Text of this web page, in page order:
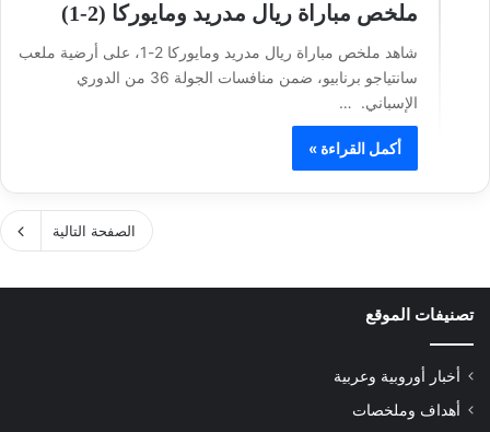
ملخص مباراة ريال مدريد ومايوركا (2-1)
شاهد ملخص مباراة ريال مدريد ومايوركا 2-1، على أرضية ملعب
سانتياجو برنابيو، ضمن منافسات الجولة 36 من الدوري
الإسباني. …
أكمل القراءة »
الصفحة التالية
تصنيفات الموقع
أخبار أوروبية وعربية
أهداف وملخصات